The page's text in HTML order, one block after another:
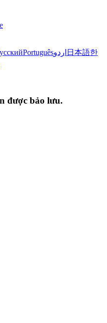
Portuguêsاردو 日本語한
được bảo lưu.